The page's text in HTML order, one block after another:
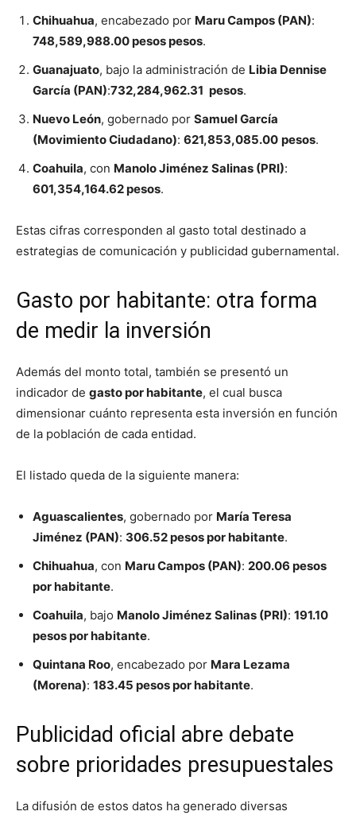
Chihuahua, encabezado por Maru Campos (PAN):
748,589,988.00 pesos pesos.
Guanajuato, bajo la administración de Libia Dennise
García (PAN):732,284,962.31 pesos.
Nuevo León, gobernado por Samuel García
(Movimiento Ciudadano): 621,853,085.00 pesos.
Coahuila, con Manolo Jiménez Salinas (PRI):
601,354,164.62 pesos.
Estas cifras corresponden al gasto total destinado a
estrategias de comunicación y publicidad gubernamental.
Gasto por habitante: otra forma
de medir la inversión
Además del monto total, también se presentó un
indicador de gasto por habitante, el cual busca
dimensionar cuánto representa esta inversión en función
de la población de cada entidad.
El listado queda de la siguiente manera:
Aguascalientes, gobernado por María Teresa
Jiménez (PAN): 306.52 pesos por habitante.
Chihuahua, con Maru Campos (PAN): 200.06 pesos
por habitante.
Coahuila, bajo Manolo Jiménez Salinas (PRI): 191.10
pesos por habitante.
Quintana Roo, encabezado por Mara Lezama
(Morena): 183.45 pesos por habitante.
Publicidad oficial abre debate
sobre prioridades presupuestales
La difusión de estos datos ha generado diversas